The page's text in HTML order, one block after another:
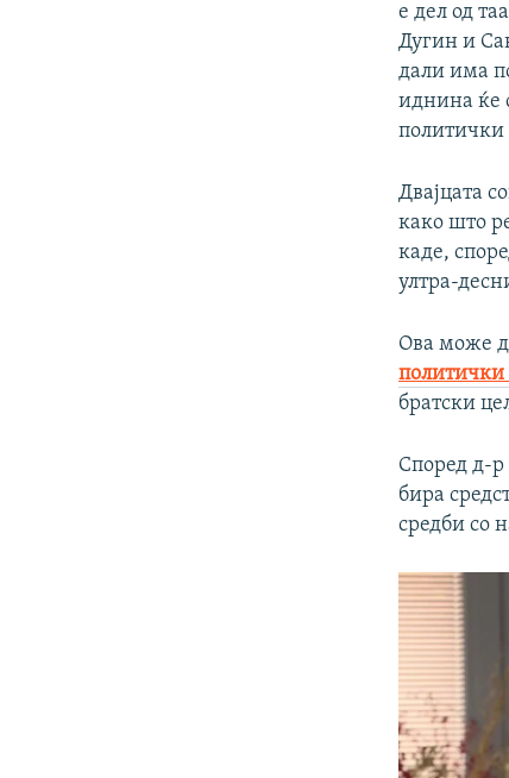
е дел од
Дугин и
дали има
иднина ќе
политички
Двајцата
како што
каде,
ултра-
Ова може
политички
братски
Според д-р
бира
средби со